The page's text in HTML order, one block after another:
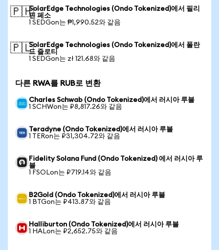
🇵🇭SolarEdge Technologies (Ondo Tokenized)에서 필리
핀 페소
1 SEDGon는 ₱1,990.52와 같음
🇵🇱SolarEdge Technologies (Ondo Tokenized)에서 폴란
드 즐로티
1 SEDGon는 zł 121.68와 같음
다른 RWA를 RUB로 변환
Charles Schwab (Ondo Tokenized)에서 러시아 루블
1 SCHWon는 ₽8,817.26와 같음
Teradyne (Ondo Tokenized)에서 러시아 루블
1 TERon는 ₽31,304.72와 같음
Fidelity Solana Fund (Ondo Tokenized) 에서 러시아 루
블
1 FSOLon는 ₽719.14와 같음
B2Gold (Ondo Tokenized)에서 러시아 루블
1 BTGon는 ₽413.87와 같음
Halliburton (Ondo Tokenized)에서 러시아 루블
1 HALon는 ₽2,652.75와 같음